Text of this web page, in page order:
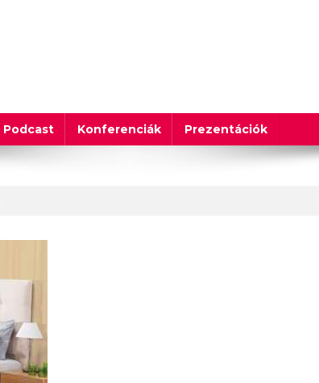
Podcast Konferenciák Prezentációk